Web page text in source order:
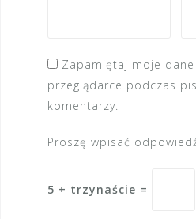
Zapamiętaj moje
przeglądarce podczas
komentarzy.
Proszę wpisać
5 + trzynaście =